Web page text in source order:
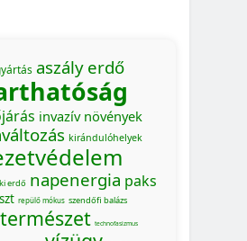
aszály erdő
invazív növények
kirándulóhelyek
erdő napenergia paks
repülő mókus szendőfi balázs
természet technofasizmus